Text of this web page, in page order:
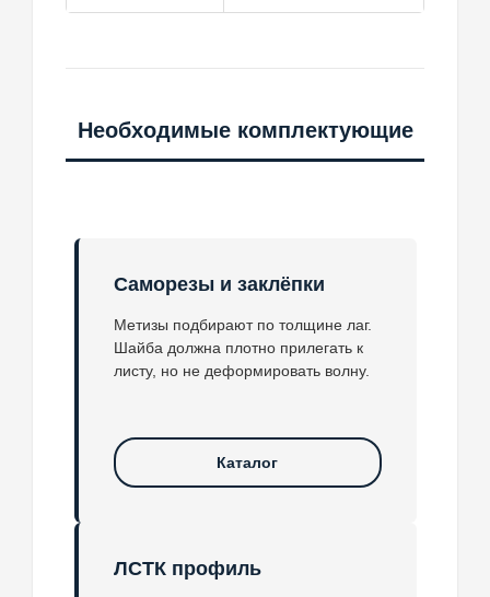
Необходимые комплектующие
Саморезы и заклёпки
Метизы подбирают по толщине лаг.
Шайба должна плотно прилегать к
листу, но не деформировать волну.
Каталог
ЛСТК профиль